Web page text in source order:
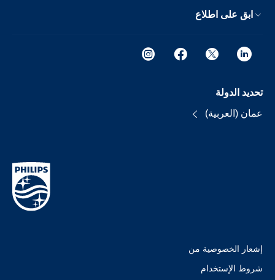
ابق على اطلاع
تحديد الدولة
عمان (العربية)
إشعار الخصوصية من
شروط الإستخدام